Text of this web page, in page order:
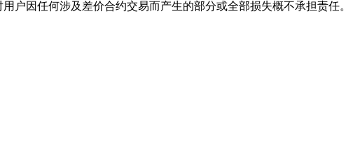
户因任何涉及差价合约交易而产生的部分或全部损失概不承担责任。